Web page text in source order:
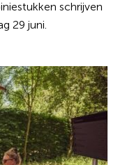
schrijven
29 juni.